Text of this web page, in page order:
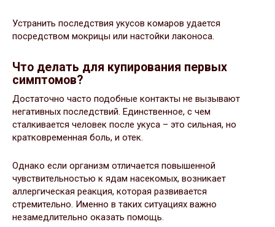
Устранить последствия укусов комаров удается
посредством мокрицы или настойки лаконоса.
Что делать для купирования первых
симптомов?
Достаточно часто подобные контакты не вызывают
негативных последствий. Единственное, с чем
сталкивается человек после укуса – это сильная, но
кратковременная боль, и отек.
Однако если организм отличается повышенной
чувствительностью к ядам насекомых, возникает
аллергическая реакция, которая развивается
стремительно. Именно в таких ситуациях важно
незамедлительно оказать помощь.